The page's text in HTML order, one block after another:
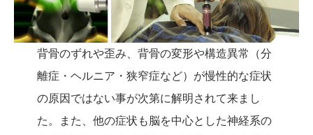
背骨のずれや歪み、背骨の変形や構造異常（分
離症・ヘルニア・狭窄症など）が慢性的な症状
の原因ではない事が次第に解明されて来まし
た。また、他の症状も脳を中心とした神経系の